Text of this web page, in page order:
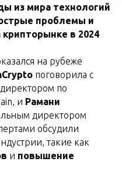
из мира технологий
проблемы и
в 2024
на рубеже
поговорила с
по
и Рамани
директором
обсудили
такие как
и повышение